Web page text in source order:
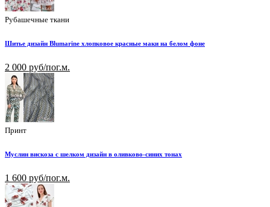
Рубашечные ткани
Шитье дизайн Blumarine хлопковое красные маки на белом фоне
2 000 руб/пог.м.
Принт
Муслин вискоза с шелком дизайн в оливково-синих тонах
1 600 руб/пог.м.